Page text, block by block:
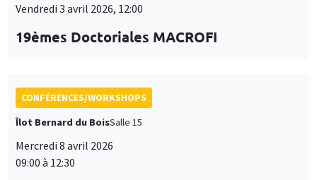
Vendredi 3 avril 2026, 12:00
19èmes Doctoriales MACROFI
CONFÉRENCES/WORKSHOPS
Îlot Bernard du BoisSalle 15
Mercredi 8 avril 2026
09:00 à 12:30